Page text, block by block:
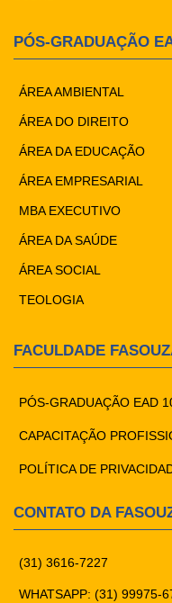
PÓS-GRADUAÇÃO
ÁREA AMBIENTAL
ÁREA DO DIREITO
ÁREA DA EDUCAÇÃO
ÁREA EMPRESARIAL
MBA EXECUTIVO
ÁREA DA SAÚDE
ÁREA SOCIAL
TEOLOGIA
FACULDADE
PÓS-GRADUAÇÃO EAD
CAPACITAÇÃO
POLÍTICA DE
CONTATO DA
(31) 3616-7227
WHATSAPP: (31) 99975-